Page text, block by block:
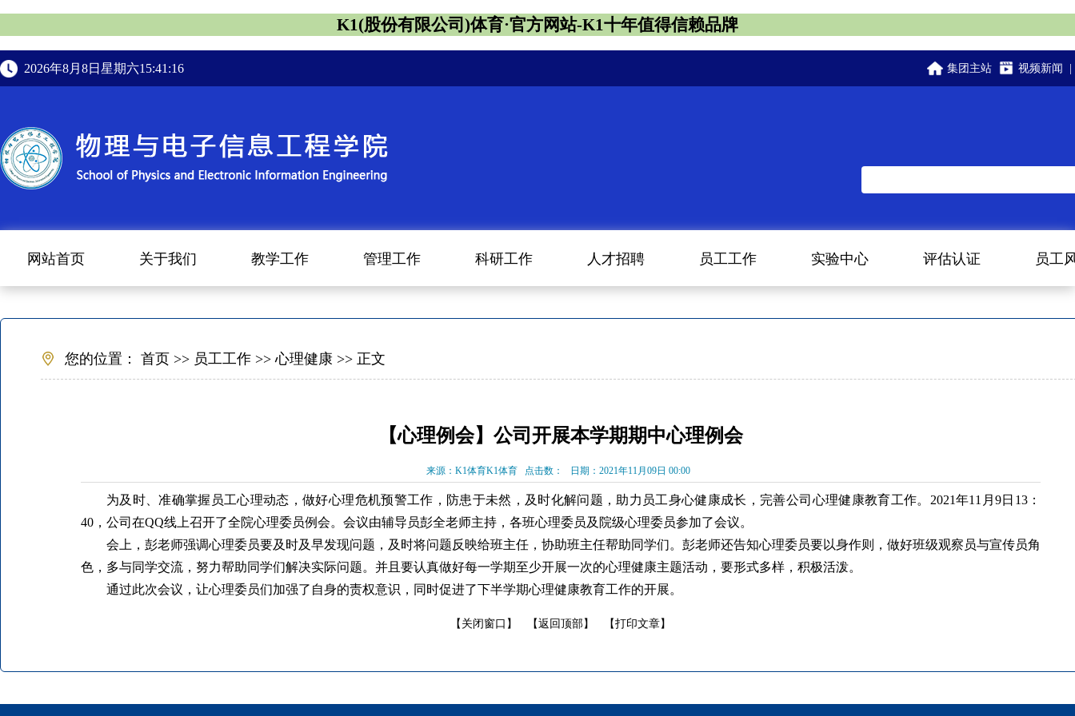
K1(股份有限公司)体育·官方网站-K1十年值得信赖品牌
2026年8月8日星期六15:41:16 集团主站 视频新闻
网站首页 关于我们 教学工作 管理工作 科研工作 人才招聘 员工工作 实验中心 评估认证 员工
您的位置： 首页 >> 员工工作 >>心理健康 >> 正文
【心理例会】公司开展本学期期中心理例会
来源：K1体育K1体育 点击数： 日期：2021年11月09日 00:00
为及时、准确掌握员工心理动态，做好心理危机预警工作，防患于未然，及时化解问题，助力员工身心健康成长，完善公司心理健康教育工作。2021年11月9日13：
40，公司在QQ线上召开了全院心理委员例会。会议由辅导员彭全老师主持，各班心理委员及院级心理委员参加了会议。
会上，彭老师强调心理委员要及时及早发现问题，及时将问题反映给班主任，协助班主任帮助同学们。彭老师还告知心理委员要以身作则，做好班级观察员与宣传员角
色，多与同学交流，努力帮助同学们解决实际问题。并且要认真做好每一学期至少开展一次的心理健康主题活动，要形式多样，积极活泼。
通过此次会议，让心理委员们加强了自身的责权意识，同时促进了下半学期心理健康教育工作的开展。
【关闭窗口】 【返回顶部】 【打印文章】